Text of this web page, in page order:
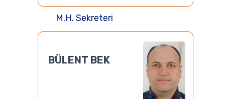
M.H. Sekreteri
BÜLENT BEK